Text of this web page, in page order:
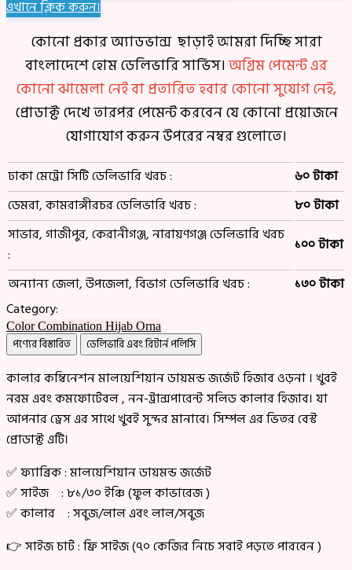
এখানে ক্লিক করুন।
কোনো প্রকার অ্যাডভান্স ছাড়াই আমরা দিচ্ছি সারা
বাংলাদেশে হোম ডেলিভারি সার্ভিস।অগ্রিম পেমেন্ট এর
কোনো ঝামেলা নেই বা প্রতারিত হবার কোনো সুযোগ নেই,
প্রোডাক্ট দেখে তারপর পেমেন্ট করবেন যে কোনো প্রয়োজনে
যোগাযোগ করুন উপরের নম্বর গুলোতে।
ঢাকা মেট্রো সিটি ডেলিভারি খরচ :
৬০ টাকা
ডেমরা, কামরাঙ্গীরচর ডেলিভারি খরচ :
৮০ টাকা
সাভার, গাজীপুর, কেরানীগঞ্জ, নারায়ণগঞ্জ ডেলিভারি খরচ
:
১০০ টাকা
অন্যান্য জেলা, উপজেলা, বিভাগ ডেলিভারি খরচ :
১৩০ টাকা
Category:
Color Combination Hijab Orna
পণ্যের বিস্তারিত ডেলিভারি এবং রিটার্ন পলিসি
কালার কম্বিনেশন মালয়েশিয়ান ডায়মন্ড জর্জেট হিজাব ওড়না । খুবই
নরম এবং কমফোর্টেবল , নন-ট্রান্সপারেন্ট সলিড কালার হিজাব। যা
আপনার ড্রেস এর সাথে খুবই সুন্দর মানাবে। সিম্পল এর ভিতর বেস্ট
প্রোডাক্ট এটি।
✅ ফ্যাব্রিক : মালয়েশিয়ান ডায়মন্ড জর্জেট
✅ সাইজ : ৮১/৩০ ইঞ্চি (ফুল কাভারেজ )
✅ কালার : সবুজ/লাল এবং লাল/সবুজ
👉 সাইজ চার্ট : ফ্রি সাইজ (৭০ কেজির নিচে সবাই পড়তে পারবেন )